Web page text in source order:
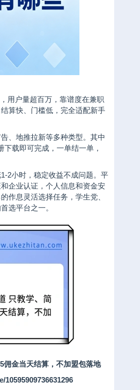
用户量超百万，靠谱度在兼职
算快、门槛低，完全适配新手
、地推拉新等多种类型。其中
载即可完成，一单结一单，
2小时，稳定收益不成问题。平
企业认证，个人信息和资金安
作息灵活选择任务，学生党、
选平台之一。
佣金当天结算，不加盟包落地